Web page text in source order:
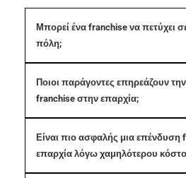
Μπορεί ένα franchise να πετύχει
πόλη;
Ποιοι παράγοντες επηρεάζουν την
franchise στην επαρχία;
Είναι πιο ασφαλής μια επένδυση
επαρχία λόγω χαμηλότερου